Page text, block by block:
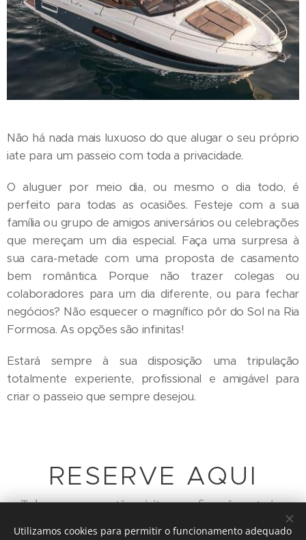
Não há nada mais luxuoso do que alugar o seu próprio
iate para um passeio com toda a privacidade.
O aluguer por meio dia, ou mesmo o dia todo, é
perfeito para todas as ocasiões. Festeje com a sua
família ou grupo de amigos aniversários ou celebrações
que mereçam um dia especial. Faça uma surpresa à
sua cara-metade com uma proposta de casamento
bem romântica. Porque não trazer colegas ou
colaboradores para um dia diferente, ou para fechar
negócios? Não esquecer o magnífico pôr do Sol na Ria
Formosa. As opções são infinitas!
Estará sempre à sua disposição uma tripulação
totalmente experiente, profissional e amigável para
criar o passeio que sempre desejou.
RESERVE AQUI
Todas as reservas estão sujeitas a confirmação posterior.
Utilizamos cookies para permitir o funcionamento adequado